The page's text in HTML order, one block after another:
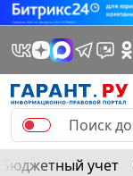
Бюджетный учет